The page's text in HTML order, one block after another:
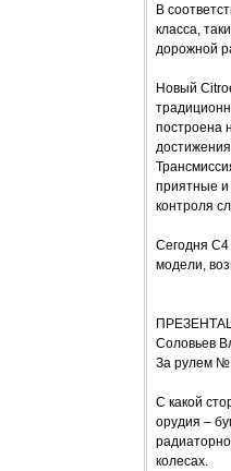
В
класса,
дорожной
Новый
построена
приятные и
контроля
Сегодня С4
модели,
Соловьев
За рулем
С какой
орудия –
колесах.